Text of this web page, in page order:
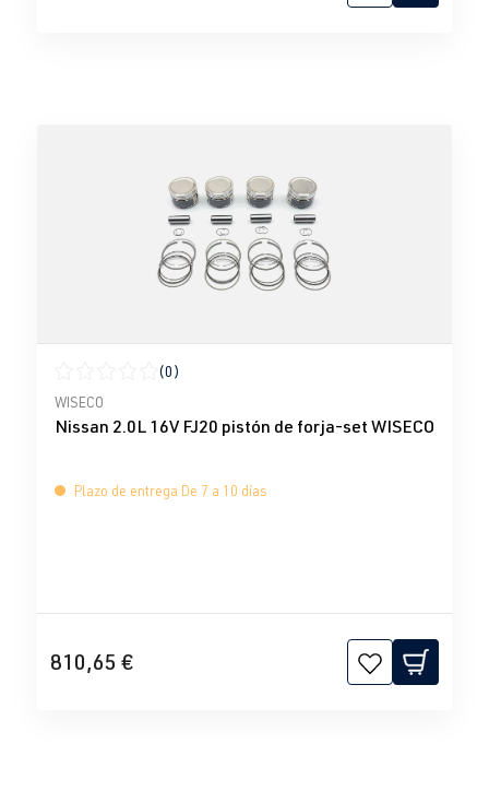
Calificación promedio de 0 de 5 estrellas
(0)
WISECO
Nissan 2.0L 16V FJ20 pistón de forja-set WISECO
Plazo de entrega De 7 a 10 días
810,65 €